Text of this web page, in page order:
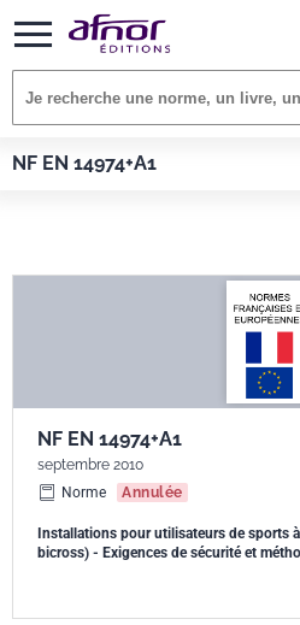
NF EN 14974+A1
Afnor EDITIONS Normes
NF EN 14974+A1
septembre 2010
Norme
Annulée
Installations pour utilisateurs de sports
bicross) - Exigences de sécurité et